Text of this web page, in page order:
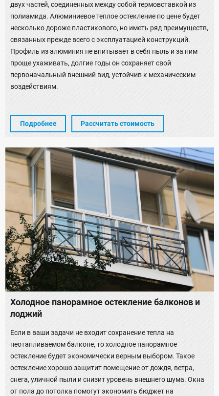
двух частей, соединенных между собой термовставкой из
полиамида. Алюминиевое теплое остекление по цене будет
несколько дороже пластикового, но иметь ряд преимуществ,
связанных прежде всего с эксплуатацией конструкций.
Профиль из алюминия не впитывает в себя пыль и за ним
проще ухаживать, долгие годы он сохраняет свой
первоначальный внешний вид, устойчив к механическим
воздействиям.
Подробнее Рассчитать стоимость
Холодное панорамное остекление балконов и
лоджий
Если в ваши задачи не входит сохранение тепла на
неотапливаемом балконе, то холодное панорамное
остекление будет экономически верным выбором. Такое
остекление хорошо защитит помещение от дождя, ветра,
снега, уличной пыли и снизит уровень внешнего шума. Окна
от пола до потолка помогут экономить бюджет на